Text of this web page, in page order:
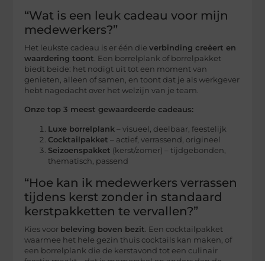
“Wat is een leuk cadeau voor mijn
medewerkers?”
Het leukste cadeau is er één dieverbinding creëert en
waardering toont. Een borrelplank of borrelpakket
biedt beide: het nodigt uit tot een moment van
genieten, alleen of samen, en toont dat je als werkgever
hebt nagedacht over het welzijn van je team.
Onze top 3 meest gewaardeerde cadeaus:
Luxe borrelplank – visueel, deelbaar, feestelijk
Cocktailpakket – actief, verrassend, origineel
Seizoenspakket (kerst/zomer) – tijdgebonden,
thematisch, passend
“Hoe kan ik medewerkers verrassen
tijdens kerst zonder in standaard
kerstpakketten te vervallen?”
Kies voor beleving boven bezit . Een cocktailpakket
waarmee het hele gezin thuis cocktails kan maken, of
een borrelplank die de kerstavond tot een culinair